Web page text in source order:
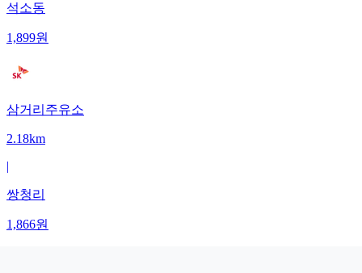
석소동
1,899원
삼거리주유소
2.18km
|
쌍청리
1,866원